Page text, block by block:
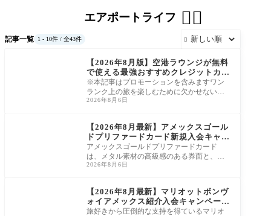
エアポートライフ 
記事一覧 1 - 10件 / 全43件 
【2026年8月版】空港ラウンジが無料
で使える最強おすすめクレジットカー
ド12選！
※本記事はプロモーションを含みますワン
ランク上の旅を楽しむために欠かせない空
港ラウンジは、特定のクレジットカードを
2026年8月6日
【2026年8月最新】アメックスゴール
ドプリファードカード新規入会キャン
ペーン完全ガイド
アメックスゴールドプリファードカード
は、メタル素材の高級感のある券面と、無
料宿泊券・トラベルクレジット・空港ラウ
2026年8月6日
【2026年8月最新】マリオットボンヴ
ォイアメックス紹介入会キャンペーン
情報！
旅好きから圧倒的な支持を得ているマリオ